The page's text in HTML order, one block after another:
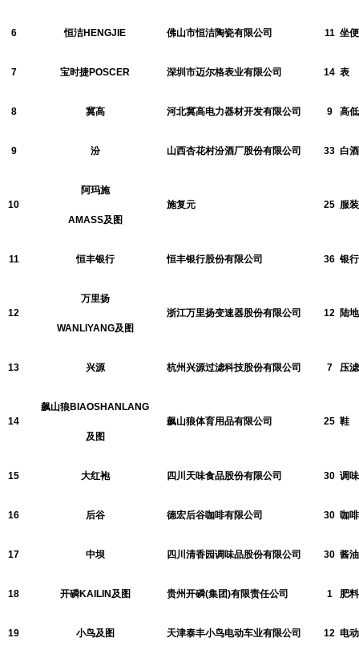
6 恒洁HENGJIE 佛山市恒洁陶瓷有限公司 11 坐
7 宝时捷POSCER 深圳市迈尔格表业有限公司 14 表
8 冀高 河北冀高电力器材开发有限公司 9 高
9 汾 山西杏花村汾酒厂股份有限公司 33 白酒
10
阿玛施
AMASS及图
施复元 25 服装
11 恒丰银行 恒丰银行股份有限公司 36 银行
12
万里扬
WANLIYANG及图
浙江万里扬变速器股份有限公司 12 陆
13 兴源 杭州兴源过滤科技股份有限公司 7 压
14
飙山狼BIAOSHANLANG
及图
飙山狼体育用品有限公司 25 鞋
15 大红袍 四川天味食品股份有限公司 30 调
16 后谷 德宏后谷咖啡有限公司 30 咖啡
17 中坝 四川清香园调味品股份有限公司 30 酱油
18 开磷KAILIN及图 贵州开磷(集团)有限责任公司 1 肥料
19 小鸟及图 天津泰丰小鸟电动车业有限公司 12 电